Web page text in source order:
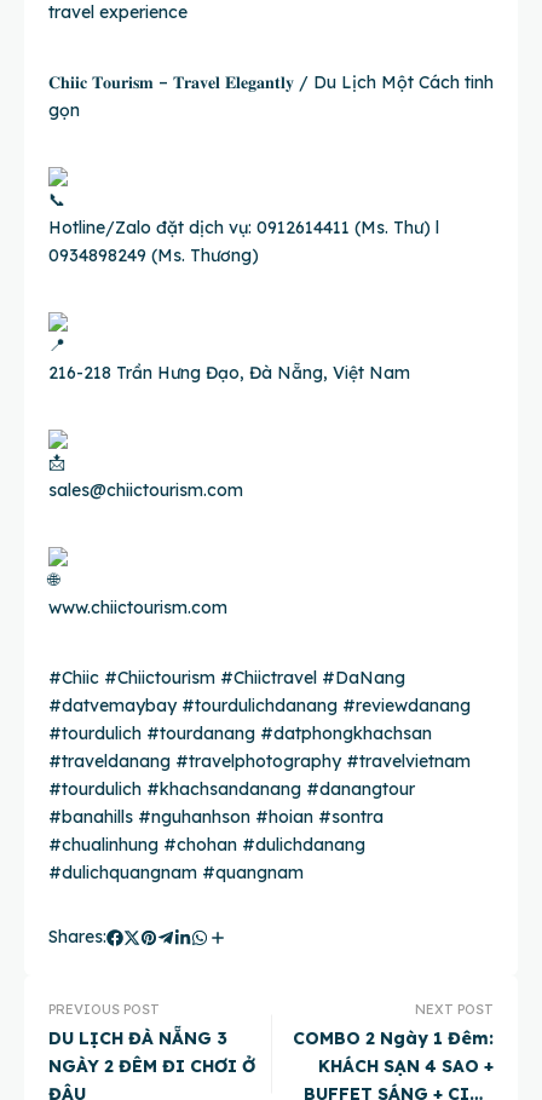
travel experience
𝐂𝐡𝐢𝐢𝐜 𝐓𝐨𝐮𝐫𝐢𝐬𝐦 – 𝐓𝐫𝐚𝐯𝐞𝐥 𝐄𝐥𝐞𝐠𝐚𝐧𝐭𝐥𝐲 / Du Lịch Một Cách tinh
gọn
Hotline/Zalo đặt dịch vụ: 0912614411 (Ms. Thư) l
0934898249 (Ms. Thương)
216-218 Trần Hưng Đạo, Đà Nẵng, Việt Nam
sales@chiictourism.com
www.chiictourism.com
#Chiic #Chiictourism #Chiictravel #DaNang
#datvemaybay #tourdulichdanang #reviewdanang
#tourdulich #tourdanang #datphongkhachsan
#traveldanang #travelphotography #travelvietnam
#tourdulich #khachsandanang #danangtour
#banahills #nguhanhson #hoian #sontra
#chualinhung #chohan #dulichdanang
#dulichquangnam #quangnam
Shares:
PREVIOUS POST
DU LỊCH ĐÀ NẴNG 3
NGÀY 2 ĐÊM ĐI CHƠI Ở
ĐÂU
NEXT POST
COMBO 2 Ngày 1 Đêm:
KHÁCH SẠN 4 SAO +
BUFFET SÁNG + CITY